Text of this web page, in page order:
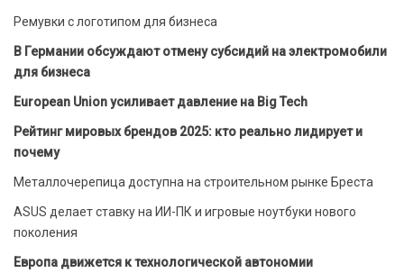
Ремувки с логотипом для бизнеса
В Германии обсуждают отмену субсидий на электромобили
для бизнеса
European Union усиливает давление на Big Tech
Рейтинг мировых брендов 2025: кто реально лидирует и
почему
Металлочерепица доступна на строительном рынке Бреста
ASUS делает ставку на ИИ-ПК и игровые ноутбуки нового
поколения
Европа движется к технологической автономии